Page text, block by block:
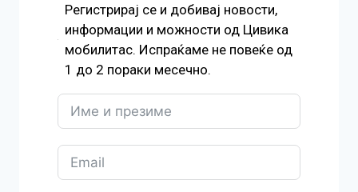
Регистрирај се и добивај новости,
информации и можности од Цивика
мобилитас. Испраќаме не повеќе од
1 до 2 пораки месечно.